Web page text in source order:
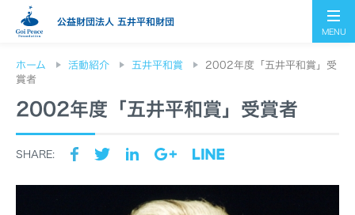
公益財団法人 五井平和財団
MENU
ホーム 活動紹介 五井平和賞
2002年度「五井平和賞」受
賞者
2002年度「五井平和賞」受賞者
SHARE: